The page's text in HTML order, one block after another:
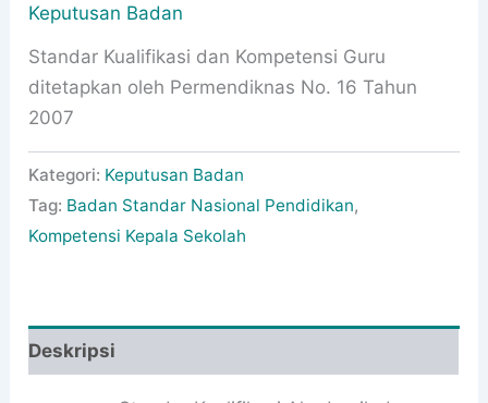
Keputusan Badan
Standar Kualifikasi dan Kompetensi Guru
ditetapkan oleh Permendiknas No. 16 Tahun
2007
Kategori: Keputusan Badan
Tag: Badan Standar Nasional Pendidikan,
Kompetensi Kepala Sekolah
Deskripsi